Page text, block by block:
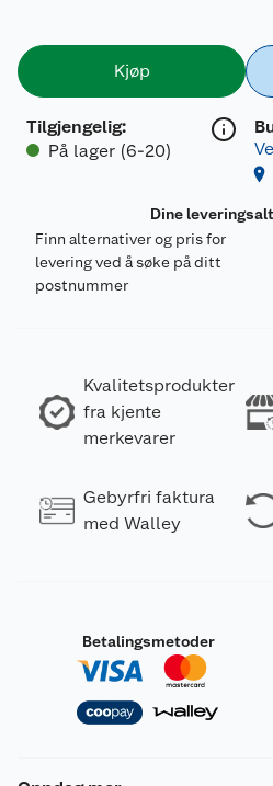
Kjøp
Tilgjengelig:
På lager (6-20)
Dine
Finn alternativer og pris for
levering ved å søke på ditt
postnummer
Kvalitetsprodukter
fra kjente
merkevarer
Gebyrfri faktura
med Walley
Betalingsmetoder